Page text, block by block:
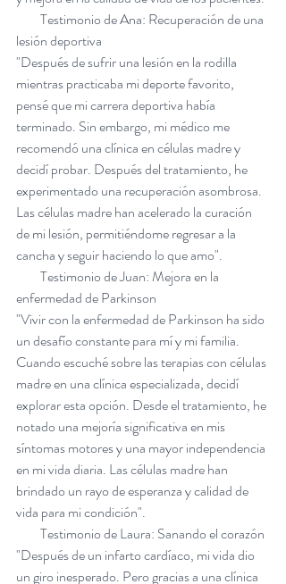
lesión deportiva
"Después de sufrir una lesión en la rodilla
mientras practicaba mi deporte favorito,
pensé que mi carrera deportiva había
terminado. Sin embargo, mi médico me
recomendó una clínica en células madre y
decidí probar. Después del tratamiento, he
experimentado una recuperación asombrosa.
Las células madre han acelerado la curación
de mi lesión, permitiéndome regresar a la
cancha y seguir haciendo lo que amo".
enfermedad de Parkinson
"Vivir con la enfermedad de Parkinson ha sido
un desafío constante para mí y mi familia.
Cuando escuché sobre las terapias con células
madre en una clínica especializada, decidí
explorar esta opción. Desde el tratamiento, he
notado una mejoría significativa en mis
síntomas motores y una mayor independencia
en mi vida diaria. Las células madre han
brindado un rayo de esperanza y calidad de
vida para mi condición".
         Testimonio de Laura: Sanando el corazón
"Después de un infarto cardíaco, mi vida dio
un giro inesperado. Pero gracias a una clínica